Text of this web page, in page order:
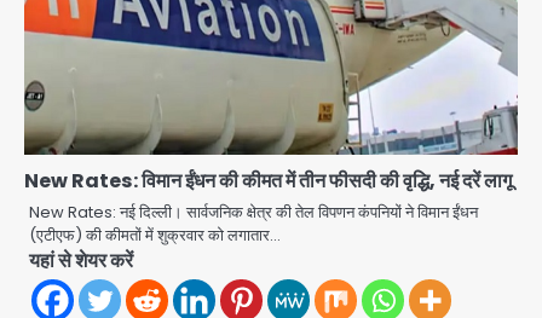
New Rates: विमान ईंधन की कीमत में तीन फीसदी की वृद्धि, नई दरें लागू
New Rates: नई दिल्‍ली। सार्वजनिक क्षेत्र की तेल विपणन कंपनियों ने विमान ईंधन
(एटीएफ) की कीमतों में शुक्रवार को लगातार…
यहां से शेयर करें